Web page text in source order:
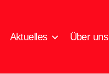
Aktuelles Über uns